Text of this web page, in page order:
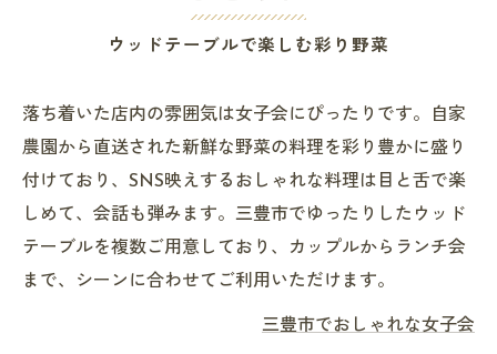
ウッドテーブルで楽しむ彩り野菜
落ち着いた店内の雰囲気は女子会にぴったりです。自家
農園から直送された新鮮な野菜の料理を彩り豊かに盛り
付けており、SNS映えするおしゃれな料理は目と舌で楽
しめて、会話も弾みます。三豊市でゆったりしたウッド
テーブルを複数ご用意しており、カップルからランチ会
まで、シーンに合わせてご利用いただけます。
三豊市でおしゃれな女子会